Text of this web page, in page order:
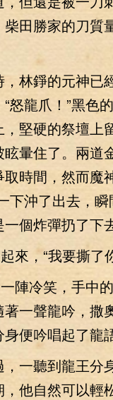
田勝家的刀質
林錚的元神已
怒龍爪！”黑色
堅硬的祭壇上
暈住了。兩道
時間，然而魔
沖了出去，瞬
一個炸彈扔了
，“我要撕了
冷笑，手中
一聲龍吟，撒
便吟唱起了龍
一聽到龍王分
他自然可以輕